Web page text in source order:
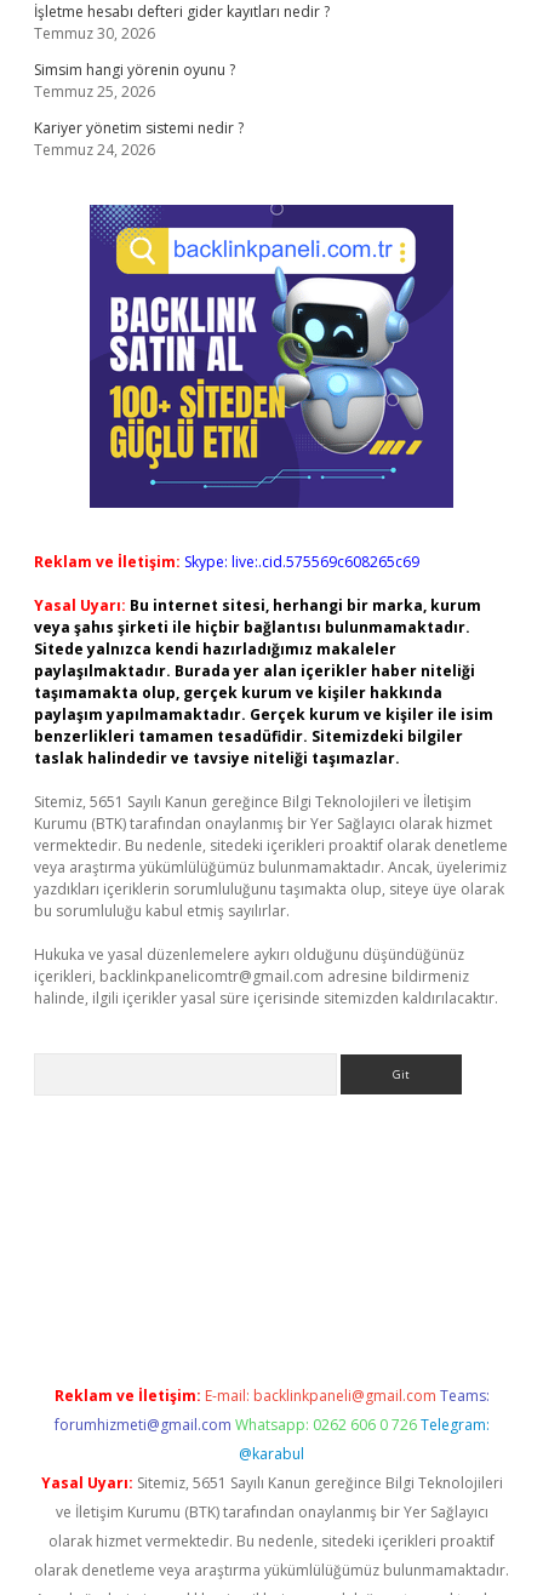
İşletme hesabı defteri gider kayıtları nedir ?
Temmuz 30, 2026
Simsim hangi yörenin oyunu ?
Temmuz 25, 2026
Kariyer yönetim sistemi nedir ?
Temmuz 24, 2026
Reklam ve İletişim: Skype: live:.cid.575569c608265c69
Yasal Uyarı: Bu internet sitesi, herhangi bir marka, kurum
veya şahıs şirketi ile hiçbir bağlantısı bulunmamaktadır.
Sitede yalnızca kendi hazırladığımız makaleler
paylaşılmaktadır. Burada yer alan içerikler haber niteliği
taşımamakta olup, gerçek kurum ve kişiler hakkında
paylaşım yapılmamaktadır. Gerçek kurum ve kişiler ile isim
benzerlikleri tamamen tesadüfidir. Sitemizdeki bilgiler
taslak halindedir ve tavsiye niteliği taşımazlar.
Sitemiz, 5651 Sayılı Kanun gereğince Bilgi Teknolojileri ve İletişim
Kurumu (BTK) tarafından onaylanmış bir Yer Sağlayıcı olarak hizmet
vermektedir. Bu nedenle, sitedeki içerikleri proaktif olarak denetleme
veya araştırma yükümlülüğümüz bulunmamaktadır. Ancak, üyelerimiz
yazdıkları içeriklerin sorumluluğunu taşımakta olup, siteye üye olarak
bu sorumluluğu kabul etmiş sayılırlar.
Hukuka ve yasal düzenlemelere aykırı olduğunu düşündüğünüz
içerikleri, backlinkpanelicomtr@gmail.com adresine bildirmeniz
halinde, ilgili içerikler yasal süre içerisinde sitemizden kaldırılacaktır.
Reklam ve İletişim: E-mail: backlinkpaneli@gmail.com Teams:
forumhizmeti@gmail.com Whatsapp: 0262 606 0 726 Telegram:
@karabul
Yasal Uyarı: Sitemiz, 5651 Sayılı Kanun gereğince Bilgi Teknolojileri
ve İletişim Kurumu (BTK) tarafından onaylanmış bir Yer Sağlayıcı
olarak hizmet vermektedir. Bu nedenle, sitedeki içerikleri proaktif
olarak denetleme veya araştırma yükümlülüğümüz bulunmamaktadır.